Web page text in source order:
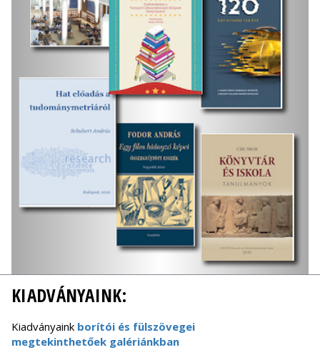
KIADVÁNYAINK:
Kiadványaink borítói és fülszövegei
megtekinthetőek galériánkban